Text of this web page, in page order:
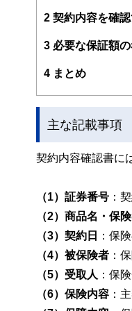
2 契約内容を確
3 必要な保証額
4 まとめ
主な記載事項
契約内容確認書に
（1）証券番号 ：
（2）商品名・保
（3）契約日
：保
（4）被保険者 ：
（5）受取人 ：保
（6）保険内容 ：